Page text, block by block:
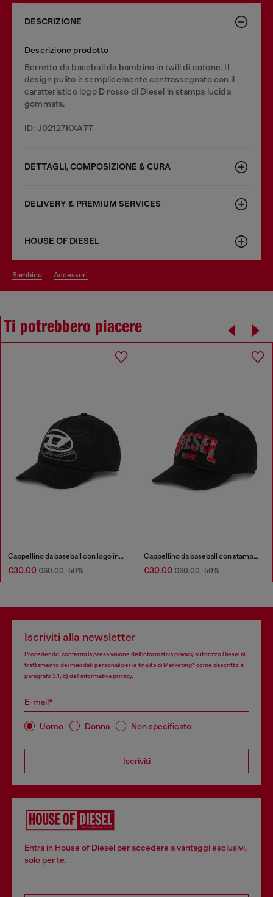
DESCRIZIONE
Descrizione prodotto
Berretto da baseball da bambino in twill di cotone. Il
design pulito è semplicemente contrassegnato con il
caratteristico logo D rosso di Diesel in stampa lucida
gommata.
ID: J02127KXA77
DETTAGLI, COMPOSIZIONE & CURA
DELIVERY & PREMIUM SERVICES
HOUSE OF DIESEL
bambino accessori
Ti potrebbero piacere
Cappellino da baseball con logo in ombra
€30.00 €60.00-50%
Cappellino da baseball con stampa grafica
€30.00 €60.00-50%
Iscriviti alla newsletter
Procedendo, confermi la presa visione dell’informativa privacyautorizzo Diesel al
trattamento dei miei dati personali per le finalità diMarketing*come descritto al
paragrafo 3.1, d) dell’informativa privacy.
E-mail*
Uomo Donna Non specificato
Iscriviti
Entra in House of Diesel per accedere a vantaggi esclusivi,
solo per te.